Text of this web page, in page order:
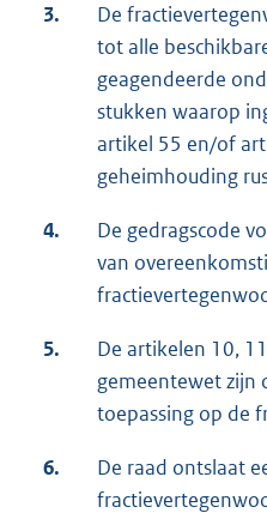
3.
De
tot alle
geagendeerde
stukken waarop
artikel 55 en/of
geheimhouding
4.
De gedragscode
van
5.
De artikelen 10,
gemeentewet zijn
toepassing op de
6.
De raad ontslaat